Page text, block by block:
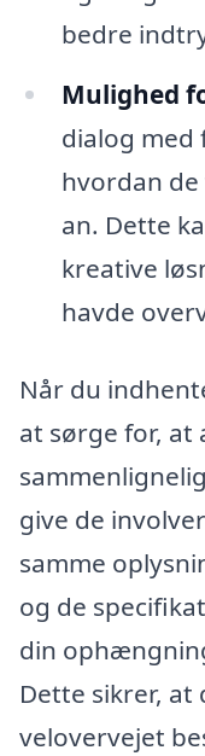
bedre
Mulighed
dialog med
hvordan
an. Dette
kreative
havde
Når du
at sørge for, at
give de
samme
og de
din
Dette sikrer,
velovervejet